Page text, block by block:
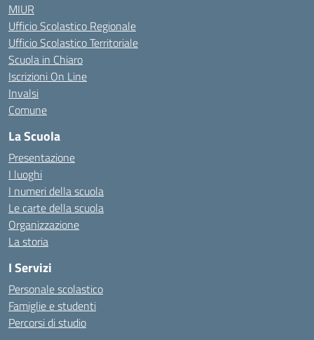
MIUR
Ufficio Scolastico Regionale
Ufficio Scolastico Territoriale
Scuola in Chiaro
Iscrizioni On Line
Invalsi
Comune
La Scuola
Presentazione
I luoghi
I numeri della scuola
Le carte della scuola
Organizzazione
La storia
I Servizi
Personale scolastico
Famiglie e studenti
Percorsi di studio